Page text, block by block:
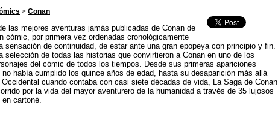
> Conan
las mejores aventuras jamás publicadas de Conan de
cómic, por primera vez ordenadas cronológicamente
sensación de continuidad, de estar ante una gran epopeya con principio y fin.
selección de todas las historias que convirtieron a Conan en uno de los
del cómic de todos los tiempos. Desde sus primeras apariciones
no había cumplido los quince años de edad, hasta su desaparición más allá
cuando contaba con casi siete décadas de vida, La Saga de Conan
por la vida del mayor aventurero de la humanidad a través de 35 lujosos
cartoné.